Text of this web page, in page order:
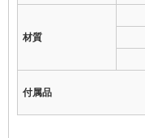
材質
付属品